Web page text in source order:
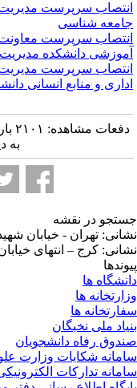
سرپرست مدیریت
شناسی
سرپرست معاونت
دانشکده مدیریت
سرپرست مدیریت
و منابع انسانی
دفعات مشاهده: ۲۱۰۱ بار |
به
در نقشه
تهران - خیابان شهید
کرج – انتهای
ها
ها
ها
ملی نخبگان
رفاه دانشجویان
شکایات وزارت
تدارکات